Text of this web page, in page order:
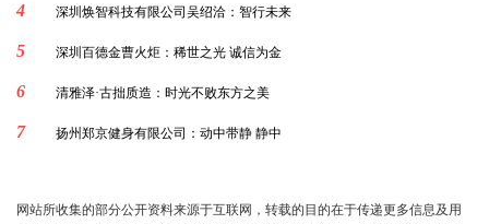
4 深圳焕智科技有限公司吴绍洽：智行未来
5 深圳百德金曹火炬：稀世之光 诚信为金
6 清雅泽·古拙质造：时光不败东方之美
7 扬州郑京健身有限公司：动中带静 静中
网站所收集的部分公开资料来源于互联网，转载的目的在于传递更多信息及用